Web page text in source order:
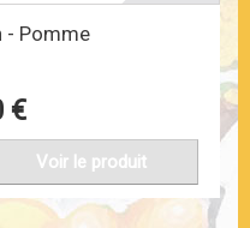
- Pomme
€
Voir le produit